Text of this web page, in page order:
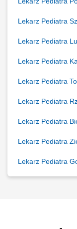
Lekarz Pediatra
Lekarz Pediatra
Lekarz Pediatra
Lekarz Pediatra
Lekarz Pediatra
Lekarz Pediatra
Lekarz Pediatra
Lekarz Pediatra